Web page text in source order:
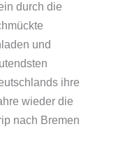
durch die
und
ihre
wieder die
nach Bremen